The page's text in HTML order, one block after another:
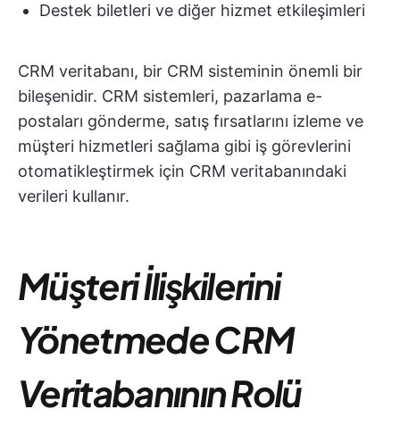
Destek biletleri ve diğer hizmet etkileşimleri
CRM veritabanı, bir CRM sisteminin önemli bir
bileşenidir. CRM sistemleri, pazarlama e-
postaları gönderme, satış fırsatlarını izleme ve
müşteri hizmetleri sağlama gibi iş görevlerini
otomatikleştirmek için CRM veritabanındaki
verileri kullanır.
Müşteri İlişkilerini
Yönetmede CRM
Veritabanının Rolü